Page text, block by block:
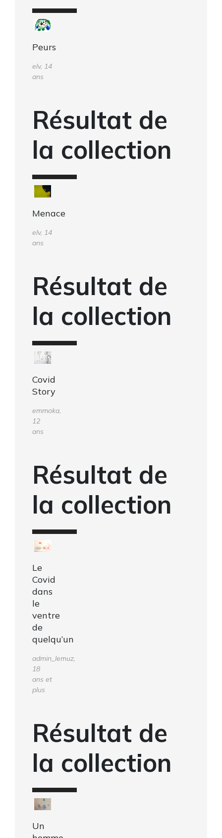
Peurs
elv, 14
ans
Résultat de
la collection
Menace
elv, 14
ans
Résultat de
la collection
Covid
Story
emmoka,
12
ans
Résultat de
la collection
Le
Covid
dans
le
ventre
de
quelqu’un
admin_lemuz,
18
ans et
plus
Résultat de
la collection
Un